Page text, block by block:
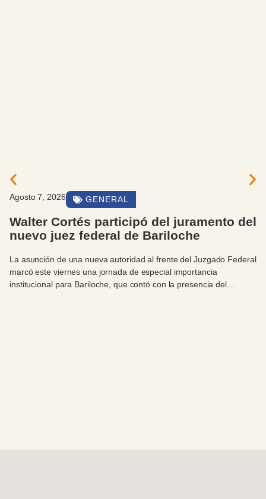
Agosto 7, 2026 GENERAL
Walter Cortés participó del juramento del
nuevo juez federal de Bariloche
La asunción de una nueva autoridad al frente del Juzgado Federal
marcó este viernes una jornada de especial importancia
institucional para Bariloche, que contó con la presencia del